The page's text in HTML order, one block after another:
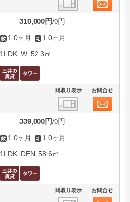
310,000円 0円
1.0ヶ月 1.0ヶ月
1LDK+W 52.3㎡
間取り表示 お問合せ
339,000円 0円
1.0ヶ月 1.0ヶ月
1LDK+DEN 58.6㎡
間取り表示 お問合せ